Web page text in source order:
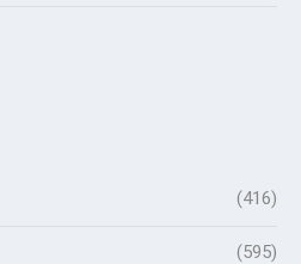
(416)
(595)